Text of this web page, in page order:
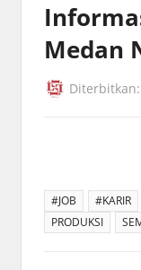
Medan
Diterbitkan:
#JOB #KARIR
PRODUKSI